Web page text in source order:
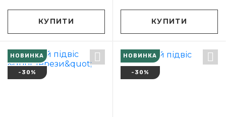
КУПИТИ КУПИТИ
НОВИНКА
-30%
НОВИНКА
-30%